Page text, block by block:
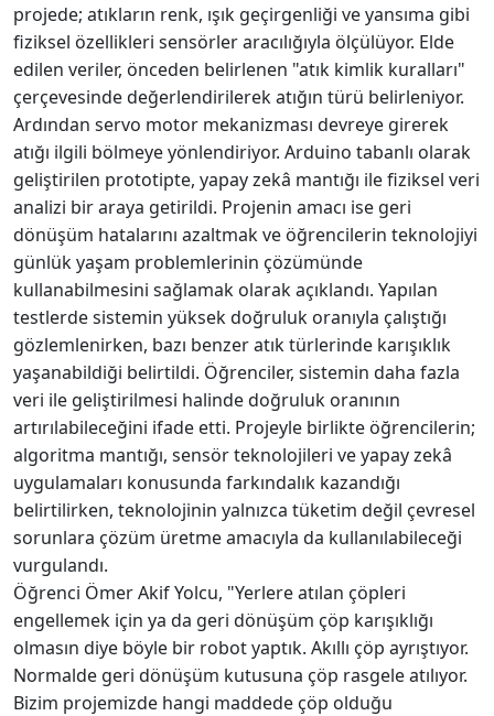
projede; atıkların renk, ışık geçirgenliği ve yansıma gibi
fiziksel özellikleri sensörler aracılığıyla ölçülüyor. Elde
edilen veriler, önceden belirlenen "atık kimlik kuralları"
çerçevesinde değerlendirilerek atığın türü belirleniyor.
Ardından servo motor mekanizması devreye girerek
atığı ilgili bölmeye yönlendiriyor. Arduino tabanlı olarak
geliştirilen prototipte, yapay zekâ mantığı ile fiziksel veri
analizi bir araya getirildi. Projenin amacı ise geri
dönüşüm hatalarını azaltmak ve öğrencilerin teknolojiyi
günlük yaşam problemlerinin çözümünde
kullanabilmesini sağlamak olarak açıklandı. Yapılan
testlerde sistemin yüksek doğruluk oranıyla çalıştığı
gözlemlenirken, bazı benzer atık türlerinde karışıklık
yaşanabildiği belirtildi. Öğrenciler, sistemin daha fazla
veri ile geliştirilmesi halinde doğruluk oranının
artırılabileceğini ifade etti. Projeyle birlikte öğrencilerin;
algoritma mantığı, sensör teknolojileri ve yapay zekâ
uygulamaları konusunda farkındalık kazandığı
belirtilirken, teknolojinin yalnızca tüketim değil çevresel
sorunlara çözüm üretme amacıyla da kullanılabileceği
vurgulandı.
Öğrenci Ömer Akif Yolcu, "Yerlere atılan çöpleri
engellemek için ya da geri dönüşüm çöp karışıklığı
olmasın diye böyle bir robot yaptık. Akıllı çöp ayrıştıyor.
Normalde geri dönüşüm kutusuna çöp rasgele atılıyor.
Bizim projemizde hangi maddede çöp olduğu